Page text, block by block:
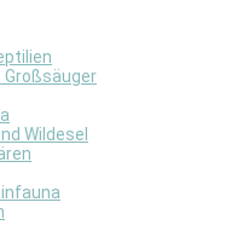
Großsäuger
Wildesel